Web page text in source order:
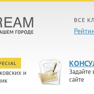
ВСЕ
и
Задайте
сайте